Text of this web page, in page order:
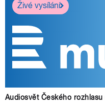
Živé vysílání
Audiosvět Českého